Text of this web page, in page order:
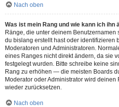
Nach oben
Was ist mein Rang und wie kann ich ihn
Ränge, die unter deinem
du bislang erstellt hast oder identifizieren
Moderatoren und Administratoren.
eines Ranges nicht direkt ändern, da sie
festgelegt wurden. Bitte schreibe keine
Rang zu erhöhen — die meisten Boards
Moderator oder Administrator wird
wieder zurücksetzen.
Nach oben